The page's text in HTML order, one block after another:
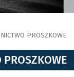
PROSZKOWE
PROSZKOWE